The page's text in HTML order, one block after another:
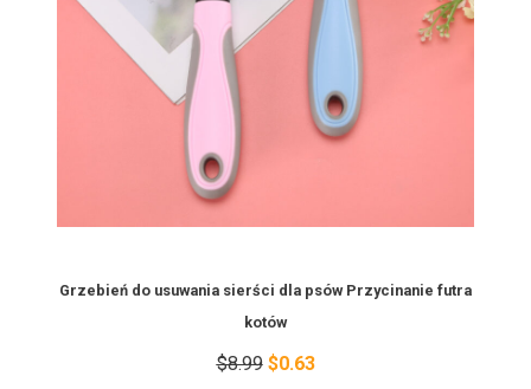
Grzebień do usuwania sierści dla psów Przycinanie futra
kotów
$8.99 $0.63